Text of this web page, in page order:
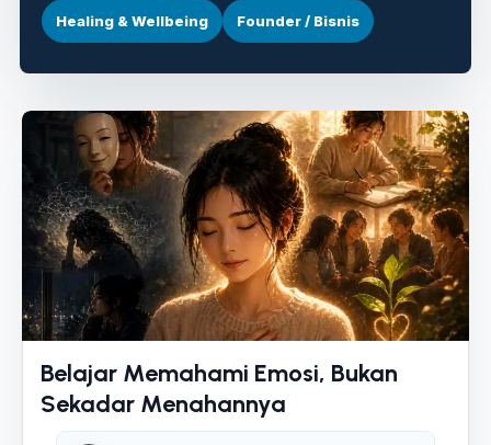
Healing & Wellbeing Founder / Bisnis
Belajar Memahami Emosi, Bukan
Sekadar Menahannya